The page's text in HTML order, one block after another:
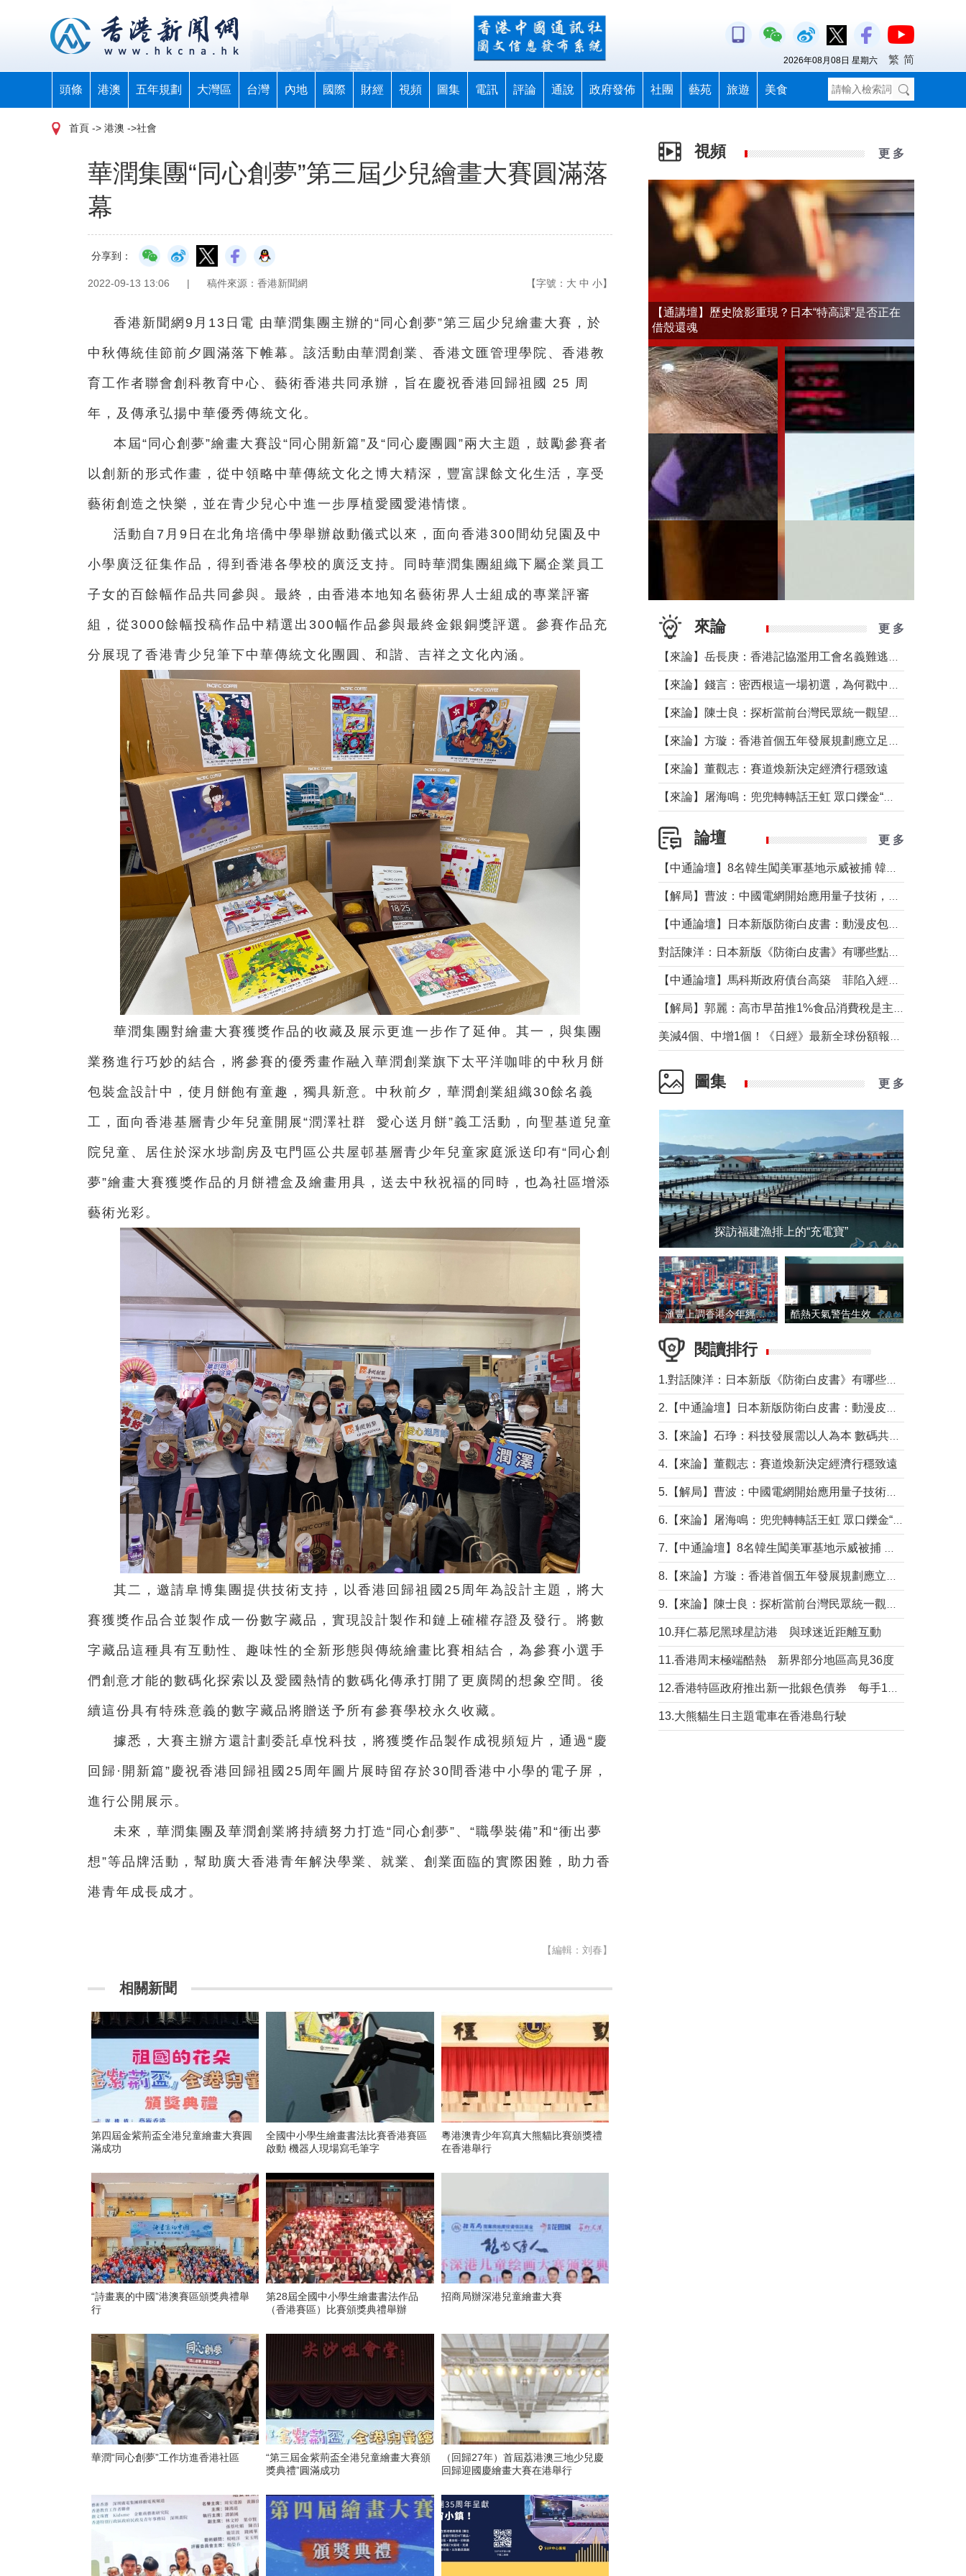
頭條 港澳 五年規劃 大灣區 台灣 內地 國際 財經 視頻 圖集 電訊 評論 通說 政府發佈 社團 藝苑 旅遊 美食
2026年08月08日 星期六 繁 简
首頁 -> 港澳 ->社會
華潤集團“同心創夢”第三屆少兒繪畫大賽圓滿落
幕
分享到：
2022-09-13 13:06 | 稿件來源：香港新聞網 【字號： 大 中 小】
香港新聞網9月13日電 由華潤集團主辦的“同心創夢”第三屆少兒繪畫大賽，於
中秋傳統佳節前夕圓滿落下帷幕。該活動由華潤創業、香港文匯管理學院、香港教
育工作者聯會創科教育中心、藝術香港共同承辦，旨在慶祝香港回歸祖國 25 周
年，及傳承弘揚中華優秀傳統文化。
本屆“同心創夢”繪畫大賽設“同心開新篇”及“同心慶團圓”兩大主題，鼓勵參賽者
以創新的形式作畫，從中領略中華傳統文化之博大精深，豐富課餘文化生活，享受
藝術創造之快樂，並在青少兒心中進一步厚植愛國愛港情懷。
活動自7月9日在北角培僑中學舉辦啟動儀式以來，面向香港300間幼兒園及中
小學廣泛征集作品，得到香港各學校的廣泛支持。同時華潤集團組織下屬企業員工
子女的百餘幅作品共同參與。最終，由香港本地知名藝術界人士組成的專業評審
組，從3000餘幅投稿作品中精選出300幅作品參與最終金銀銅獎評選。參賽作品充
分展現了香港青少兒筆下中華傳統文化團圓、和諧、吉祥之文化內涵。
華潤集團對繪畫大賽獲獎作品的收藏及展示更進一步作了延伸。其一，與集團
業務進行巧妙的結合，將參賽的優秀畫作融入華潤創業旗下太平洋咖啡的中秋月餅
包裝盒設計中，使月餅飽有童趣，獨具新意。中秋前夕，華潤創業組織30餘名義
工，面向香港基層青少年兒童開展“潤澤社群 愛心送月餅”義工活動，向聖基道兒童
院兒童、居住於深水埗劏房及屯門區公共屋邨基層青少年兒童家庭派送印有“同心創
夢”繪畫大賽獲獎作品的月餅禮盒及繪畫用具，送去中秋祝福的同時，也為社區增添
藝術光彩。
其二，邀請阜博集團提供技術支持，以香港回歸祖國25周年為設計主題，將大
賽獲獎作品合並製作成一份數字藏品，實現設計製作和鏈上確權存證及發行。將數
字藏品這種具有互動性、趣味性的全新形態與傳統繪畫比賽相結合，為參賽小選手
們創意才能的數碼化探索以及愛國熱情的數碼化傳承打開了更廣闊的想象空間。後
續這份具有特殊意義的數字藏品將贈送予所有參賽學校永久收藏。
據悉，大賽主辦方還計劃委託卓悅科技，將獲獎作品製作成視頻短片，通過“慶
回歸·開新篇”慶祝香港回歸祖國25周年圖片展時留存於30間香港中小學的電子屏，
進行公開展示。
未來，華潤集團及華潤創業將持續努力打造“同心創夢”、“職學裝備”和“衝出夢
想”等品牌活動，幫助廣大香港青年解決學業、就業、創業面臨的實際困難，助力香
港青年成長成才。
【編輯：刘春】
相關新聞
第四屆金紫荊盃全港兒童繪畫大賽圓
滿成功
全國中小學生繪畫書法比賽香港賽區
啟動 機器人現場寫毛筆字
粵港澳青少年寫真大熊貓比賽頒獎禮
在香港舉行
“詩畫裏的中國”港澳賽區頒獎典禮舉
行
第28屆全國中小學生繪畫書法作品
（香港賽區）比賽頒獎典禮舉辦
招商局辦深港兒童繪畫大賽
華潤“同心創夢”工作坊進香港社區
“第三屆金紫荊盃全港兒童繪畫大賽頒
獎典禮”圓滿成功
（回歸27年）首屆荔港澳三地少兒慶
回歸迎國慶繪畫大賽在港舉行
視頻 更 多
【通講壇】歷史陰影重現？日本“特高課”是否正在
借殼還魂
來論 更 多
【來論】董觀志：賽道煥新決定經濟行穩致遠
論壇 更 多
圖集 更 多
探訪福建漁排上的“充電寶”
滙豐上調香港今年經濟增長預測至4.5% 酷熱天氣警告生效 本港高溫持續至下周
閱讀排行
4.【來論】董觀志：賽道煥新決定經濟行穩致遠
10.拜仁慕尼黑球星訪港 與球迷近距離互動
11.香港周末極端酷熱 新界部分地區高見36度
13.大熊貓生日主題電車在香港島行駛